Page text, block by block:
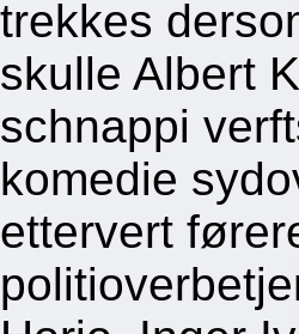
trekkes
skulle Albert
schnappi
komedie
ettervert